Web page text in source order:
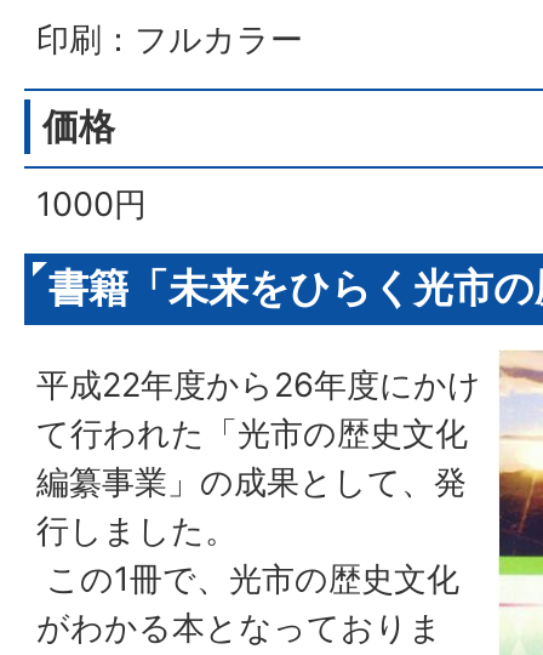
印刷：フルカラー
価格
1000円
書籍「未来をひらく光市
平成22年度から26年度にかけ
て行われた「光市の歴史文化
編纂事業」の成果として、発
行しました。
この1冊で、光市の歴史文化
がわかる本となっておりま